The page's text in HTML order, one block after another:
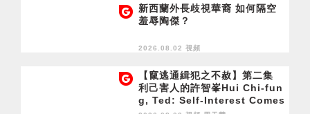
新西蘭外長歧視華裔 如何隔空
羞辱陶傑？
2026.08.02 視頻
【竄逃通緝犯之不赦】第二集
利己害人的許智峯Hui Chi-fun
g, Ted: Self-Interest Comes